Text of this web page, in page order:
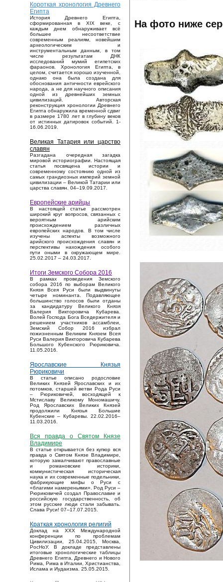
Короткая хронология Древнего
Египта
История Древнего Египта,
сформированная в XIX веке, с
каждым днем обнаруживает всё
большее несоответствие
современным реалиям, новейшим
археологическим и
инструментальным данным, в том
числе результатам ДНК
исследований мумий египетских
фараонов. Хронология Египта, в
целом, считается хорошо изученной,
однако она была создана для
обоснования античности еврейского
народа, а не для научного описания
одной из древнейших земных
цивилизаций. Авторская
реконструкция хронологии Древнего
Египта обнаружила временной сдвиг
в размере 1780 лет в глубину веков
от истинных датировок событий. 1-
16.06.2019.
Великая Татария или царство
славян
Разгадана очередная загадка
мировой историографии. Настоящая
статья посвящена истории и
современному состоянию одной из
самых грандиозных империй земной
цивилизации – Великой Татарии или
царства славян. 04–19.09.2017.
Европейские арийцы
В настоящей статье рассмотрен
широкий круг вопросов, связанных с
вероятным арийским
происхождением различных
европейских народов. В том числе
изучены аспекты возможного
арийского происхождения славян и
перспективы нахождения особого
пути оными в окружающем мире.
25.02.2017 – 24.03.2017.
Итоги Земского Собора 2016
В рамках проведения Земского
собора 2016 по выборам Великого
Князя Всея Руси были выдвинуты
четыре номинанта. Подавляющее
большинство голосов были отданы
за кандидатуру Великого Князя
Валерия Викторовича Кубарева.
Волей Господа Бога Вседержителя и
решением участников ассамблеи,
Земский Собор 2016 избрал
пожизненным Великим Князем Всея
Руси Валерия Викторовича Кубарева
Большого Кубенского Рюриковича.
11.05.2016.
Ярославские Князья
Рюриковичи
В статье описано родословие
Великих Князей Ярославских и их
потомков, старшей ветви Рода Руси
– Рюриковичей, восходящей к
Мстиславу Великому Мономашичу.
Род Ярославских Великих Князей
продолжили Князья Большие
Кубенские – Кубаревы. 22.02.2016–
11.03.2016.
Вся правда о Святом Князе
Владимире
В статье открывается без купюр вся
правда о Святом Князе Владимире,
которую замалчивают православные
и романовские историки,
коммунистическая историческая
наука и их современные подельники,
фабрикующие мифы о Руси с
«благими намереньями». Род Руси –
Рюриковичей создал Православие и
российскую государственность, об
этом русские люди стали забывать.
Слава Руси! 07–17.07.2015.
Краткая хронология религий
Доклад на XXX Международной
конференции по проблемам
Цивилизации, 25.04.2015, Москва,
РосНоУ. В докладе представлены
итоговые хронологические таблицы
Древнего Египта, Древнего и Нового
Рима, Рима в Италии, Христианства,
Ислама и Иудаизма. 25.05.2015.
На фото ниже